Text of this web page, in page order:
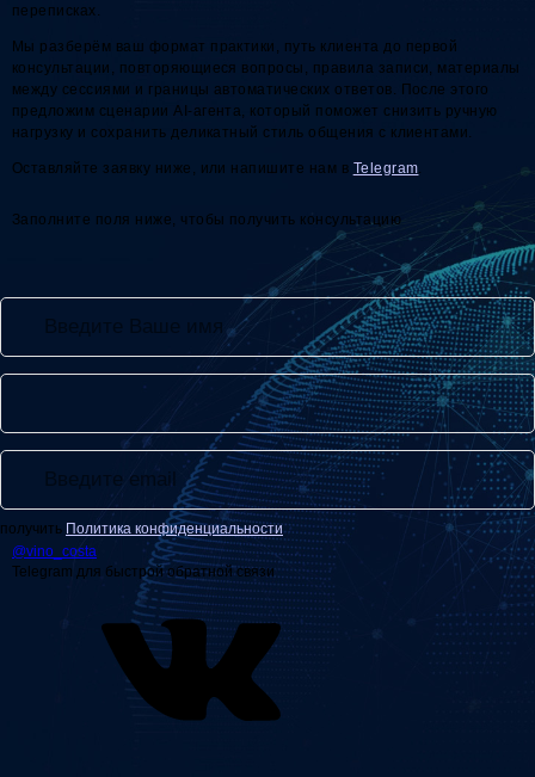
переписках.
Мы разберём ваш формат практики, путь клиента до первой
консультации, повторяющиеся вопросы, правила записи, материалы
между сессиями и границы автоматических ответов. После этого
предложим сценарии AI-агента, который поможет снизить ручную
нагрузку и сохранить деликатный стиль общения с клиентами.
Оставляйте заявку ниже, или напишите нам в Telegram.
Заполните поля ниже, чтобы получить консультацию
получить Политика конфиденциальности
@vino_costa
Telegram для быстрой обратной связи